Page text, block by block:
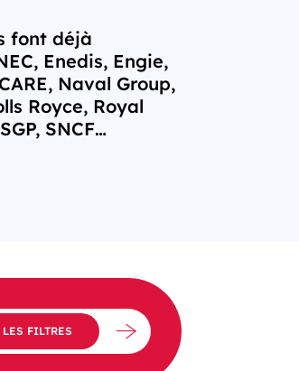
font déjà
Enedis, Engie,
Naval Group,
Royce, Royal
SNCF…
FILTRES